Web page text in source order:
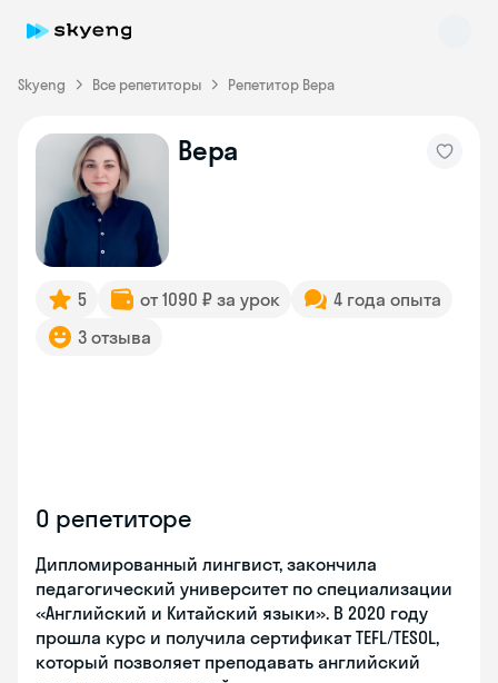
Skyeng Все репетиторы Репетитор Вера
Вера
5 от 1090 ₽ за урок
4 года опыта
3 отзыва
О репетиторе
Дипломированный лингвист, закончила
педагогический университет по специализации
«Английский и Китайский языки». В 2020 году
прошла курс и получила сертификат TEFL/TESOL,
который позволяет преподавать английский
Skyeng Chat
online